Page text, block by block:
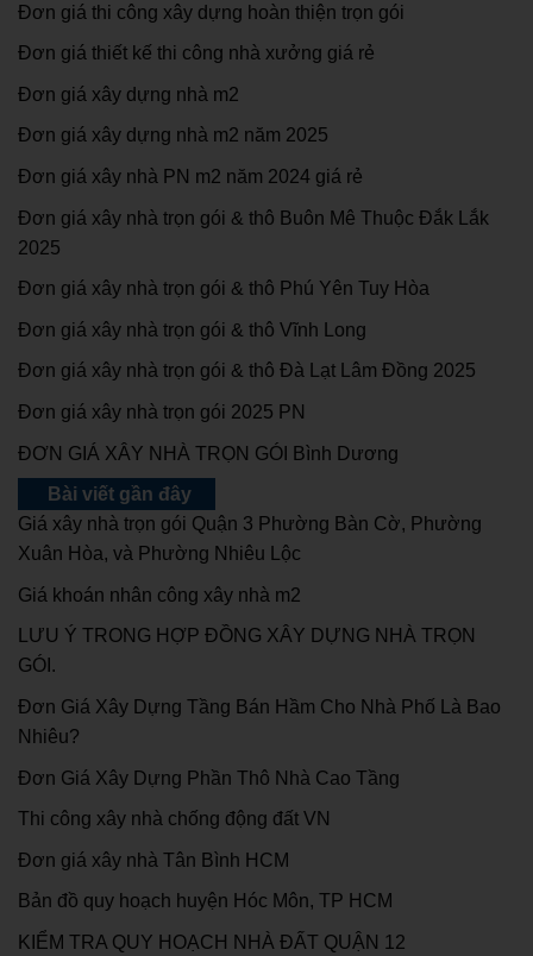
Đơn giá thi công xây dựng hoàn thiện trọn gói
Đơn giá thiết kế thi công nhà xưởng giá rẻ
Đơn giá xây dựng nhà m2
Đơn giá xây dựng nhà m2 năm 2025
Đơn giá xây nhà PN m2 năm 2024 giá rẻ
Đơn giá xây nhà trọn gói & thô Buôn Mê Thuộc Đắk Lắk
2025
Đơn giá xây nhà trọn gói & thô Phú Yên Tuy Hòa
Đơn giá xây nhà trọn gói & thô Vĩnh Long
Đơn giá xây nhà trọn gói & thô Đà Lạt Lâm Đồng 2025
Đơn giá xây nhà trọn gói 2025 PN
ĐƠN GIÁ XÂY NHÀ TRỌN GÓI Bình Dương
Bài viết gần đây
Giá xây nhà trọn gói Quận 3 Phường Bàn Cờ, Phường
Xuân Hòa, và Phường Nhiêu Lộc
Giá khoán nhân công xây nhà m2
LƯU Ý TRONG HỢP ĐỒNG XÂY DỰNG NHÀ TRỌN
GÓI.
Đơn Giá Xây Dựng Tầng Bán Hầm Cho Nhà Phố Là Bao
Nhiêu?
Đơn Giá Xây Dựng Phần Thô Nhà Cao Tầng
Thi công xây nhà chống động đất VN
Đơn giá xây nhà Tân Bình HCM
Bản đồ quy hoạch huyện Hóc Môn, TP HCM
KIỂM TRA QUY HOẠCH NHÀ ĐẤT QUẬN 12